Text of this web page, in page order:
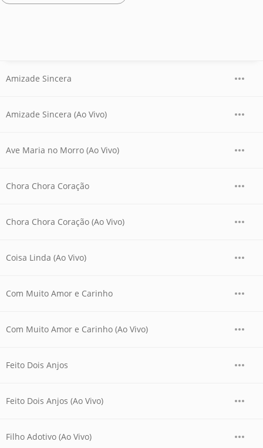
Amizade Sincera
Amizade Sincera (Ao Vivo)
Ave Maria no Morro (Ao Vivo)
Chora Chora Coração
Chora Chora Coração (Ao Vivo)
Coisa Linda (Ao Vivo)
Com Muito Amor e Carinho
Com Muito Amor e Carinho (Ao Vivo)
Feito Dois Anjos
Feito Dois Anjos (Ao Vivo)
Filho Adotivo (Ao Vivo)